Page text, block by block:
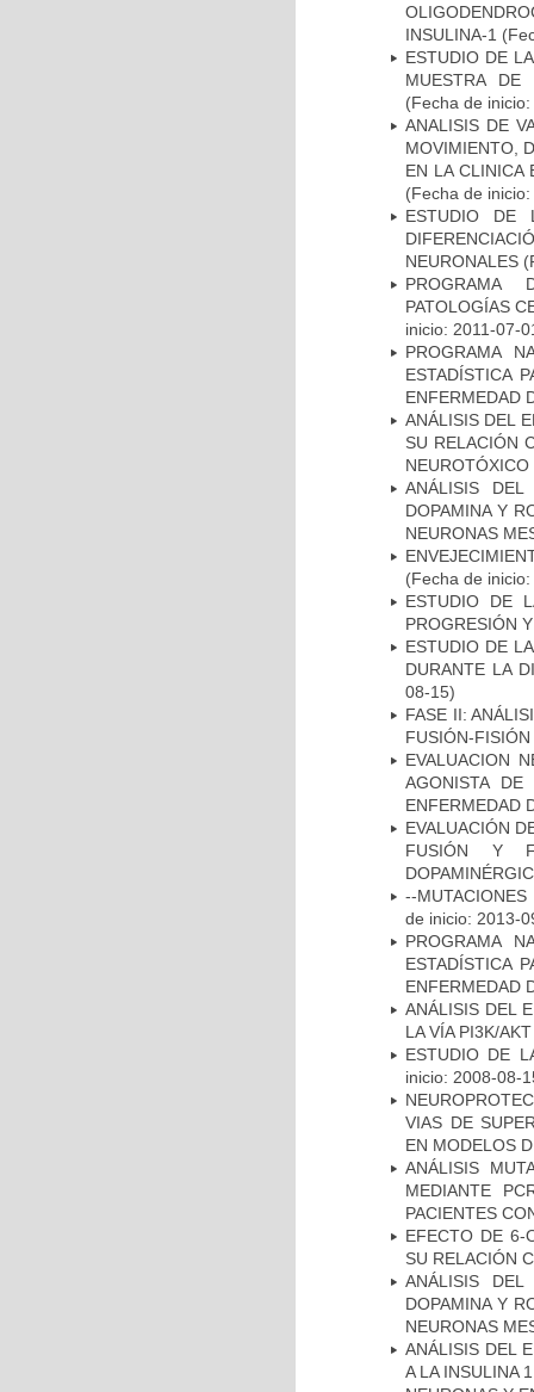
INSULINA-1
ESTUDIO DE
MUESTRA DE
(Fecha de
ANALISIS DE
MOVIMIENTO,
EN LA CLINICA
(Fecha de
ESTUDIO DE
NEURONALES
PROGRAMA
PATOLOGÍAS
inicio: 2011-07-
PROGRAMA
ESTADÍSTICA
ENFERMEDAD
ANÁLISIS DEL
SU RELACIÓN
NEUROTÓXICO
ANÁLISIS
DOPAMINA Y
NEURONAS
(Fecha de
ESTUDIO DE
PROGRESIÓN
ESTUDIO DE
DURANTE LA
08-15)
FASE II:
FUSIÓN-
EVALUACION
AGONISTA
ENFERMEDAD
EVALUACIÓN
FUSIÓN Y
--
de inicio: 2013-
PROGRAMA
ESTADÍSTICA
ENFERMEDAD
ANÁLISIS DEL
LA VÍA PI3K/
ESTUDIO DE
inicio: 2008-08-
VIAS DE
EN MODELOS
ANÁLISIS
MEDIANTE
PACIENTES
EFECTO DE 6-
SU RELACIÓN
ANÁLISIS
DOPAMINA Y
NEURONAS
ANÁLISIS DEL
A LA INSULINA